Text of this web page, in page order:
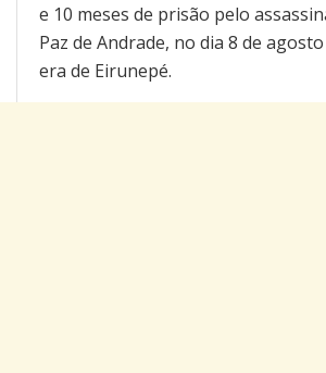
e 10 meses de prisão pelo
Paz de Andrade, no dia 8 de agosto
era de Eirunepé.